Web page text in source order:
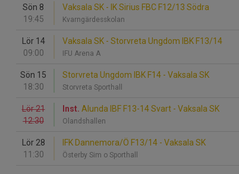
Sön 8
19:45
Vaksala SK - IK Sirius FBC F12/13 Södra
Kvarngärdesskolan
Lör 14
09:00
Vaksala SK - Storvreta Ungdom IBK F13/14
IFU Arena A
Sön 15
18:30
Storvreta Ungdom IBK F14 - Vaksala SK
Storvreta Sporthall
Lör 21
12:30
Inst. Alunda IBF F13-14 Svart - Vaksala SK
Olandshallen
Lör 28
11:30
IFK Dannemora/Ö F13/14 - Vaksala SK
Österby Sim o Sporthall